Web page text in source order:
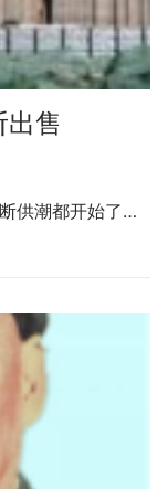
售
供潮都开始了…